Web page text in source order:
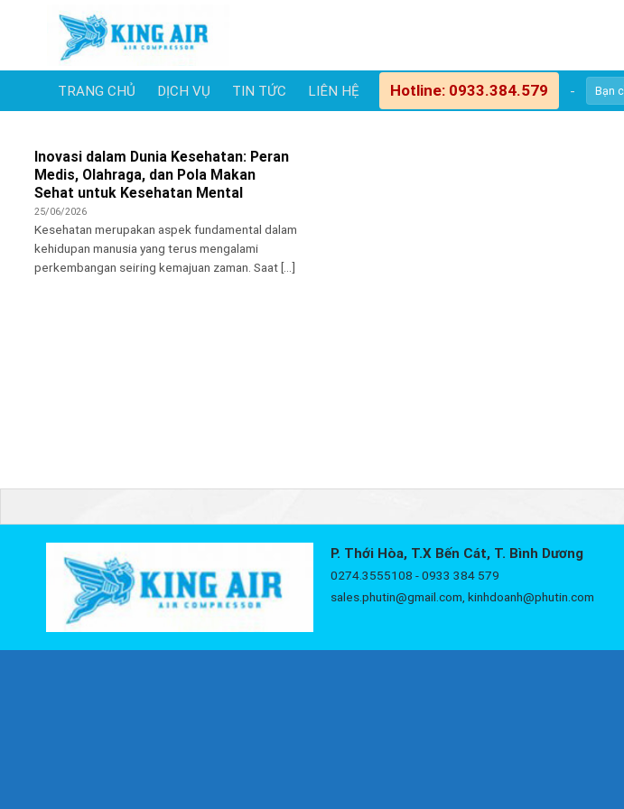
TRANG CHỦ DỊCH VỤ TIN TỨC LIÊN HỆ Hotline: 0933.384.579 -
Inovasi dalam Dunia Kesehatan: Peran
Medis, Olahraga, dan Pola Makan
Sehat untuk Kesehatan Mental
25/06/2026
Kesehatan merupakan aspek fundamental dalam
kehidupan manusia yang terus mengalami
perkembangan seiring kemajuan zaman. Saat [...]
P. Thới Hòa, T.X Bến Cát, T. Bình Dương
0274.3555108 - 0933 384 579
sales.phutin@gmail.com, kinhdoanh@phutin.com